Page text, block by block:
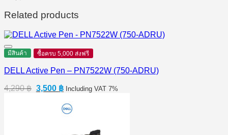
Related products
มีสินค้า ซื้อครบ 5,000 ส่งฟรี
DELL Active Pen – PN7522W (750-ADRU)
4,290฿ Original
4,290 ฿.
3,500 ฿Current
is:
3,500 ฿.
Including VAT 7%